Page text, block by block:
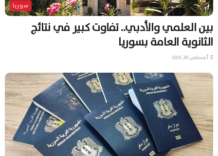
سوريا
بين العلمي والأدبي.. تفاوت كبير في نتائج
الثانوية العامة بسوريا
أغسطس 30, 2025